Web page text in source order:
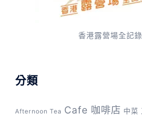
香港露營場全記錄
分類
Afternoon Tea Cafe 咖啡店 中菜